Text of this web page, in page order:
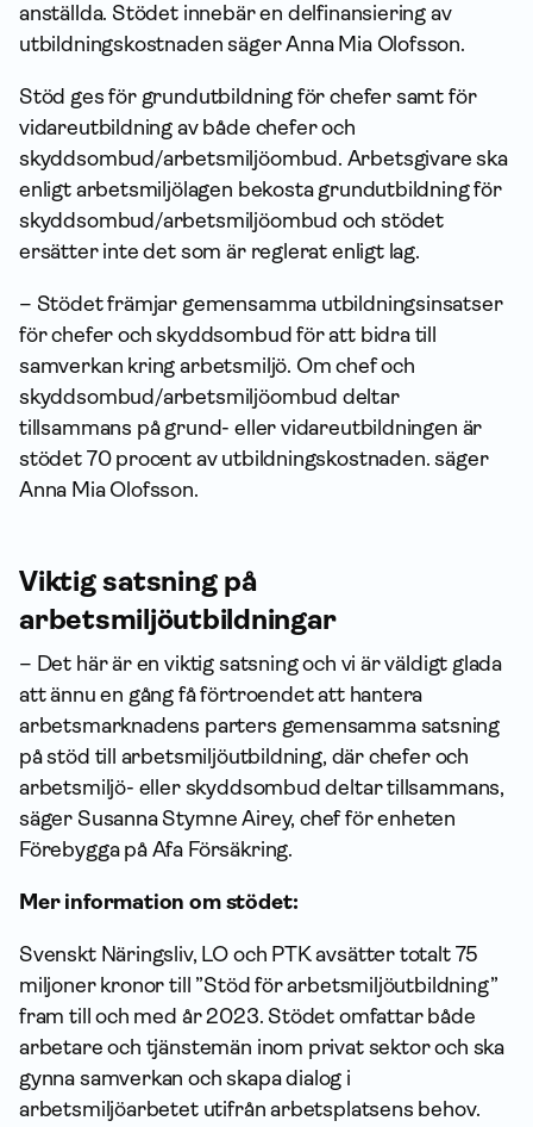
anställda. Stödet innebär en delfinansiering av
utbildningskostnaden säger Anna Mia Olofsson.
Stöd ges för grundutbildning för chefer samt för
vidareutbildning av både chefer och
skyddsombud/arbetsmiljöombud. Arbetsgivare ska
enligt arbetsmiljölagen bekosta grundutbildning för
skyddsombud/arbetsmiljöombud och stödet
ersätter inte det som är reglerat enligt lag.
– Stödet främjar gemensamma utbildningsinsatser
för chefer och skyddsombud för att bidra till
samverkan kring arbetsmiljö. Om chef och
skyddsombud/arbetsmiljöombud deltar
tillsammans på grund- eller vidareutbildningen är
stödet 70 procent av utbildningskostnaden. säger
Anna Mia Olofsson.
Viktig satsning på
arbetsmiljöutbildningar
– Det här är en viktig satsning och vi är väldigt glada
att ännu en gång få förtroendet att hantera
arbetsmarknadens parters gemensamma satsning
på stöd till arbetsmiljöutbildning, där chefer och
arbetsmiljö- eller skyddsombud deltar tillsammans,
säger Susanna Stymne Airey, chef för enheten
Förebygga på Afa Försäkring.
Mer information om stödet:
Svenskt Näringsliv, LO och PTK avsätter totalt 75
miljoner kronor till ”Stöd för arbetsmiljöutbildning”
fram till och med år 2023. Stödet omfattar både
arbetare och tjänstemän inom privat sektor och ska
gynna samverkan och skapa dialog i
arbetsmiljöarbetet utifrån arbetsplatsens behov.